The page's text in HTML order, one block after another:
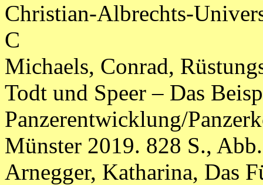
Christian-Albrechts-
C
Michaels, Conrad,
Todt und Speer – Das
Panzerentwicklung/
Münster 2019. 828 S.,
Arnegger, Katharina, Das